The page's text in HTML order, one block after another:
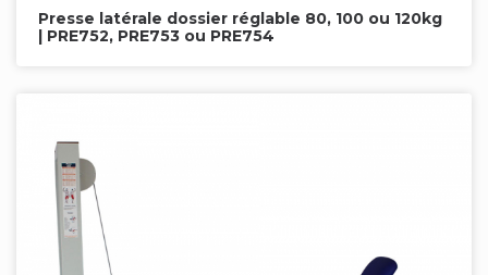
Presse latérale dossier réglable 80, 100 ou 120kg
| PRE752, PRE753 ou PRE754